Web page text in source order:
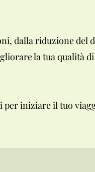
dalla riduzione del
la tua qualità
iniziare il tuo